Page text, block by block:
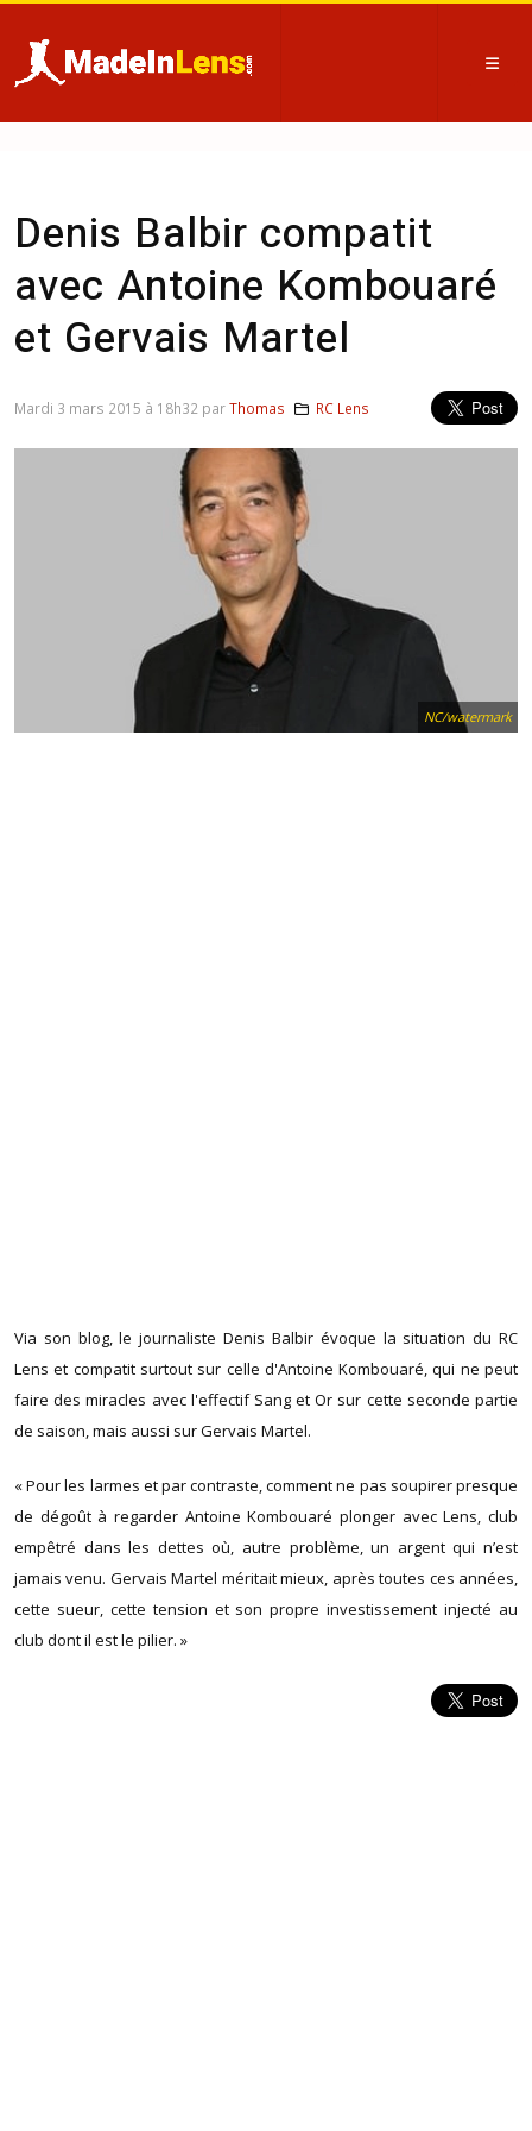
Denis Balbir compatit
avec Antoine Kombouaré
et Gervais Martel
NC/watermark
Via son blog, le journaliste Denis Balbir évoque la situation du RC
Lens et compatit surtout sur celle d'Antoine Kombouaré, qui ne peut
faire des miracles avec l'effectif Sang et Or sur cette seconde partie
de saison, mais aussi sur Gervais Martel.
« Pour les larmes et par contraste, comment ne pas soupirer presque
de dégoût à regarder Antoine Kombouaré plonger avec Lens, club
empêtré dans les dettes où, autre problème, un argent qui n’est
jamais venu. Gervais Martel méritait mieux, après toutes ces années,
cette sueur, cette tension et son propre investissement injecté au
club dont il est le pilier. »
Mardi 3 mars 2015 à 18h32 parThomas RC Lens